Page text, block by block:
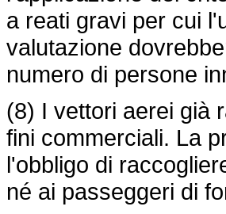
a reati gravi per cui
valutazione
numero di persone
(8) I vettori aerei già
fini commerciali. La
l'obbligo di
né ai passeggeri di